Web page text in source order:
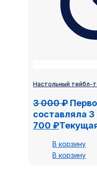
Настольный тейбл-
3 000₽
составляла
700 ₽
В корзину
В корзину